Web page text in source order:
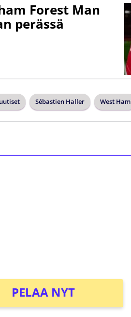
Forest Man
perässä
Sébastien Haller West Ham
PELAA NYT